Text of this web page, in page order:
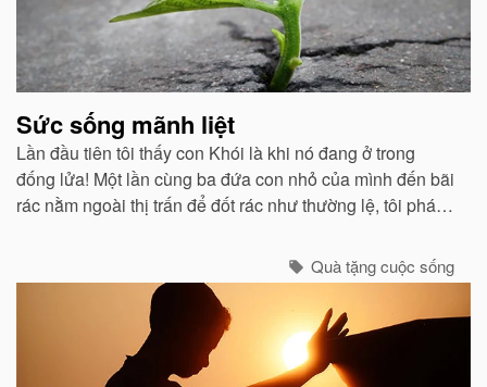
Sức sống mãnh liệt
Lần đầu tiên tôi thấy con Khói là khi nó đang ở trong
đống lửa! Một lần cùng ba đứa con nhỏ của mình đến bãi
rác nằm ngoài thị trấn để đốt rác như thường lệ, tôi phát
Quà tặng cuộc sống